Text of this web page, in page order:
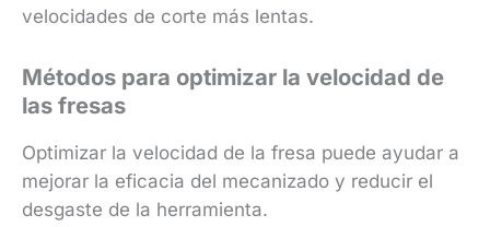
velocidades de corte más lentas.
Métodos para optimizar la velocidad de
las fresas
Optimizar la velocidad de la fresa puede ayudar a
mejorar la eficacia del mecanizado y reducir el
desgaste de la herramienta.